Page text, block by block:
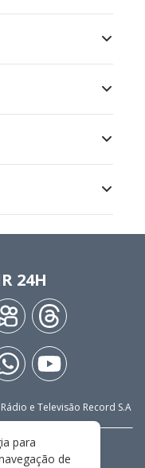
24H
e Televisão Record S.A
PRIVACIDADE
para
de